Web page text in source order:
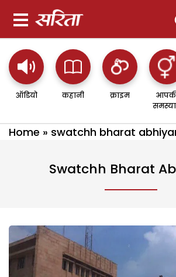
ऑडियो कहानी क्राइम
Home » swatchh bharat
Swatchh Bharat